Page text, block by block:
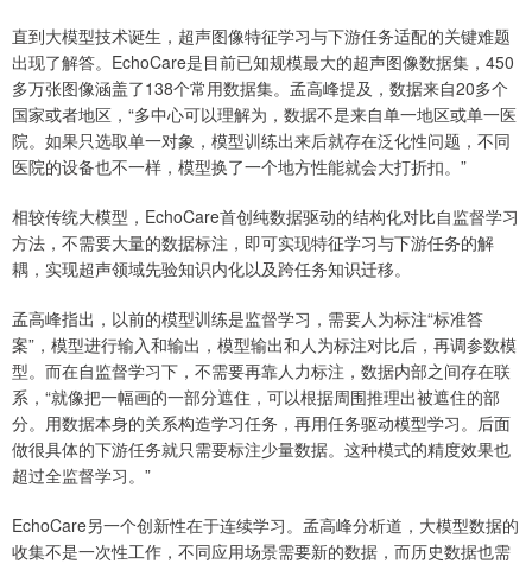
直到大模型技术诞生，超声图像特征学习与下游任务适配的关键难题
出现了解答。EchoCare是目前已知规模最大的超声图像数据集，450
多万张图像涵盖了138个常用数据集。孟高峰提及，数据来自20多个
国家或者地区，“多中心可以理解为，数据不是来自单一地区或单一医
院。如果只选取单一对象，模型训练出来后就存在泛化性问题，不同
医院的设备也不一样，模型换了一个地方性能就会大打折扣。”
相较传统大模型，EchoCare首创纯数据驱动的结构化对比自监督学习
方法，不需要大量的数据标注，即可实现特征学习与下游任务的解
耦，实现超声领域先验知识内化以及跨任务知识迁移。
孟高峰指出，以前的模型训练是监督学习，需要人为标注“标准答
案”，模型进行输入和输出，模型输出和人为标注对比后，再调参数模
型。而在自监督学习下，不需要再靠人力标注，数据内部之间存在联
系，“就像把一幅画的一部分遮住，可以根据周围推理出被遮住的部
分。用数据本身的关系构造学习任务，再用任务驱动模型学习。后面
做很具体的下游任务就只需要标注少量数据。这种模式的精度效果也
超过全监督学习。”
EchoCare另一个创新性在于连续学习。孟高峰分析道，大模型数据的
收集不是一次性工作，不同应用场景需要新的数据，而历史数据也需